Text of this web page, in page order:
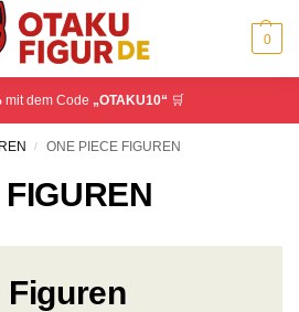
0
mit dem Code „OTAKU10“ 🛒
/ ONE PIECE FIGUREN
Figuren